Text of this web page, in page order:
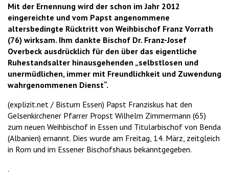
Mit der Ernennung wird der schon im Jahr 2012
eingereichte und vom Papst angenommene
altersbedingte Rücktritt von Weihbischof Franz Vorrath
(76) wirksam. Ihm dankte Bischof Dr. Franz-Josef
Overbeck ausdrücklich für den über das eigentliche
Ruhestandsalter hinausgehenden „selbstlosen und
unermüdlichen, immer mit Freundlichkeit und Zuwendung
wahrgenommenen Dienst“.
(explizit.net / Bistum Essen) Papst Franziskus hat den
Gelsenkirchener Pfarrer Propst Wilhelm Zimmermann (65)
zum neuen Weihbischof in Essen und Titularbischof von Benda
(Albanien) ernannt. Dies wurde am Freitag, 14. März, zeitgleich
in Rom und im Essener Bischofshaus bekanntgegeben.
.